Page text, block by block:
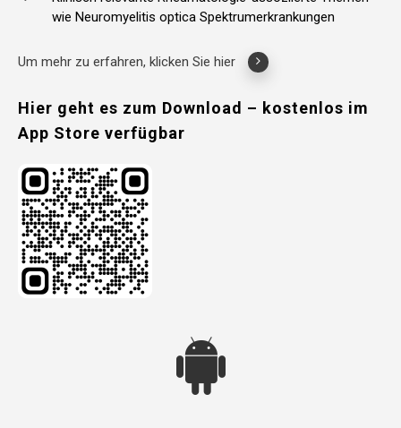
wie Neuromyelitis optica Spektrumerkrankungen
Um mehr zu erfahren, klicken Sie hier
Hier geht es zum Download – kostenlos im
App Store verfügbar